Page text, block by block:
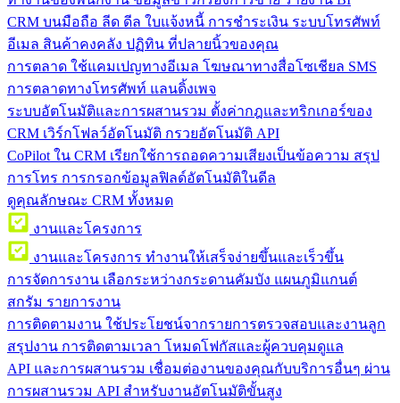
CRM บนมือถือ ลีด ดีล ใบแจ้งหนี้ การชำระเงิน ระบบโทรศัพท์
อีเมล สินค้าคงคลัง ปฏิทิน ที่ปลายนิ้วของคุณ
การตลาด ใช้แคมเปญทางอีเมล โฆษณาทางสื่อโซเชียล SMS
การตลาดทางโทรศัพท์ แลนดิ้งเพจ
ระบบอัตโนมัติและการผสานรวม ตั้งค่ากฎและทริกเกอร์ของ
CRM เวิร์กโฟลว์อัตโนมัติ กรวยอัตโนมัติ API
CoPilot ใน CRM เรียกใช้การถอดความเสียงเป็นข้อความ สรุป
การโทร การกรอกข้อมูลฟิลด์อัตโนมัติในดีล
ดูคุณลักษณะ CRM ทั้งหมด
งานและโครงการ
งานและโครงการ ทำงานให้เสร็จง่ายขึ้นและเร็วขึ้น
การจัดการงาน เลือกระหว่างกระดานคัมบัง แผนภูมิแกนต์
สกรัม รายการงาน
การติดตามงาน ใช้ประโยชน์จากรายการตรวจสอบและงานลูก
สรุปงาน การติดตามเวลา โหมดโฟกัสและผู้ควบคุมดูแล
API และการผสานรวม เชื่อมต่องานของคุณกับบริการอื่นๆ ผ่าน
การผสานรวม API สำหรับงานอัตโนมัติขั้นสูง